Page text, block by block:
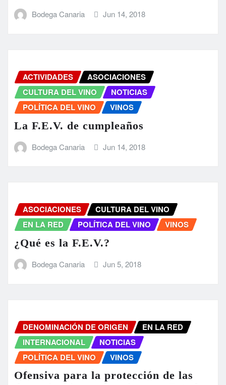
Bodega Canaria Jun 14, 2018
ACTIVIDADES
ASOCIACIONES
CULTURA DEL VINO
NOTICIAS
POLÍTICA DEL VINO
VINOS
La F.E.V. de cumpleaños
Bodega Canaria Jun 14, 2018
ASOCIACIONES
CULTURA DEL VINO
EN LA RED
POLÍTICA DEL VINO VINOS
¿Qué es la F.E.V.?
Bodega Canaria Jun 5, 2018
DENOMINACIÓN DE ORIGEN
EN LA RED
INTERNACIONAL
NOTICIAS
POLÍTICA DEL VINO
VINOS
Ofensiva para la protección de las